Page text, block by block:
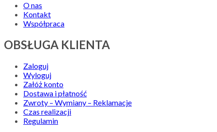
O nas
Kontakt
Współpraca
OBSŁUGA KLIENTA
Zaloguj
Wyloguj
Załóż konto
Dostawa i płatność
Zwroty – Wymiany – Reklamacje
Czas realizacji
Regulamin